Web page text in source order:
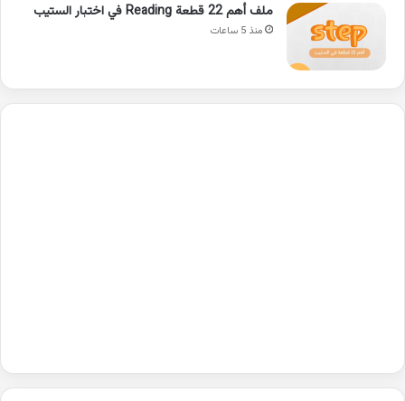
ملف أهم 22 قطعة Reading في اختبار الستيب
منذ 5 ساعات